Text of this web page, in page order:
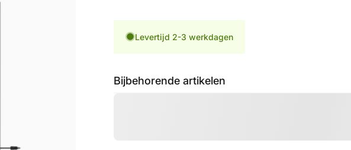
Levertijd 2-3 werkdagen
Bijbehorende artikelen